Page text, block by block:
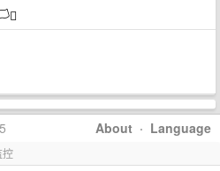
About · Language
控